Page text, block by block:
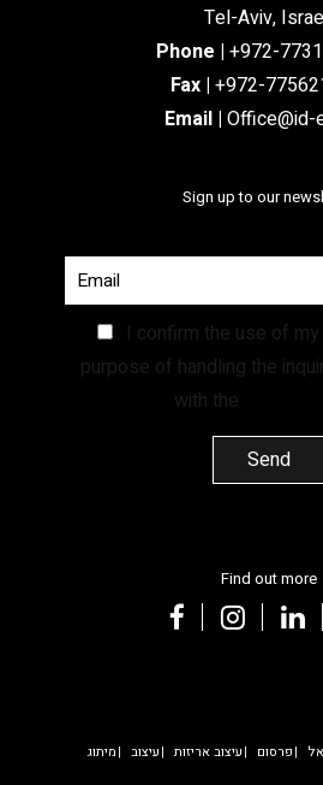
Tel-Aviv,
Phone | +972-
Fax | +972-
Email | Office@id-
Sign up to our
I confirm the use of
purpose of handling the
with the
Find out more
facebookinstagram
מיתוג עיצוב עיצוב אריזות פרסום